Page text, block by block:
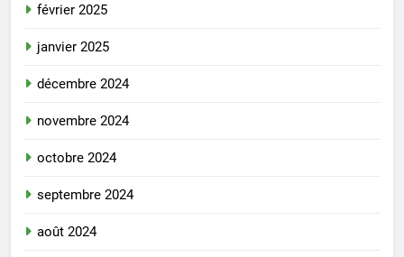
février 2025
janvier 2025
décembre 2024
novembre 2024
octobre 2024
septembre 2024
août 2024